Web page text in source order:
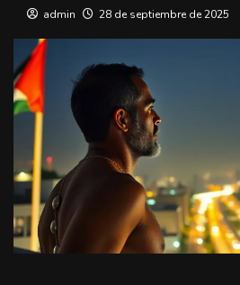
admin 28 de septiembre de 2025